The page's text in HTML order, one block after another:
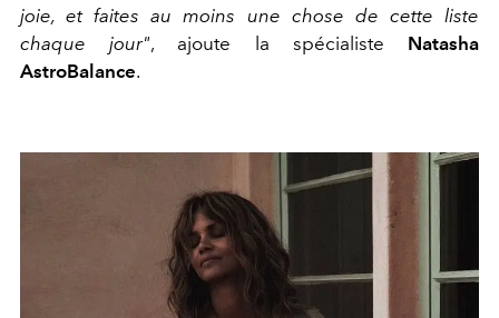
joie, et faites au moins une chose de cette liste
chaque jour", ajoute la spécialiste Natasha
AstroBalance.